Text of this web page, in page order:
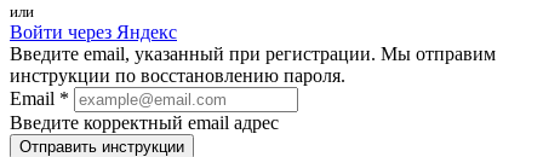
или
Войти через Яндекс
Введите email, указанный при регистрации. Мы отправим
инструкции по восстановлению пароля.
Email *
Введите корректный email адрес
Отправить инструкции